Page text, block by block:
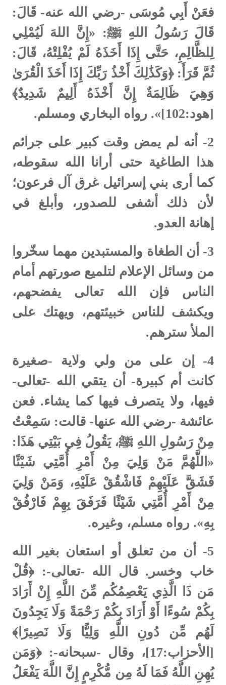
فعَنْ أَبِي مُوسَى -رضي الله عنه- قَالَ:
قَالَ رَسُولُ اللهِ ﷺ: «إِنَّ اللهَ لَيُمْلِي
لِلظَّالِمِ، حَتَّى إِذَا أَخَذَهُ ‌لَمْ ‌يُفْلِتْهُ، قَالَ:
ثُمَّ قَرَأَ: ﴿وَكَذَٰلِكَ أَخْذُ رَبِّكَ إِذَا أَخَذَ الْقُرَىٰ
وَهِيَ ظَالِمَةٌ إِنَّ أَخْذَهُ أَلِيمٌ شَدِيدٌ﴾
[هود:102]». رواه البخاري ومسلم.
2-
أنه لم يمض وقت كبير على جرائم
هذا الطاغية حتى أرانا الله سقوطه،
كما أرى بني إسرائيل غرق آل فرعون؛
لأن ذلك أشفى للصدور، وأبلغ في
إهانة العدو.
3-
أن الطغاة والمستبدين مهما سخّروا
من وسائل الإعلام لتلميع صورتهم أمام
الناس فإن الله تعالى يفضحهم،
ويكشف للناس خبيئتهم، ويهتك على
الملأ سترهم.
4-
إن على من ولي ولاية -صغيرة
كانت أم كبيرة- أن يتقي الله -تعالى-
فيها، ولا يتصرف فيها كما يشاء. فعن
عائشة -رضي الله عنها- قالت: سَمِعْتُ
مِنْ رَسُولِ اللهِ ﷺ، يَقُولُ فِي بَيْتِي هَذَا:
«اللَّهُمَّ مَنْ وَلِيَ مِنْ أَمْرِ أُمَّتِي شَيْئًا
‌فَشَقَّ ‌عَلَيْهِمْ فَاشْقُقْ عَلَيْهِ، وَمَنْ وَلِيَ
مِنْ أَمْرِ أُمَّتِي شَيْئًا فَرَفَقَ بِهِمْ فَارْفُقْ
بِهِ». رواه مسلم، وغيره.
5-
أن من تعلق أو استعان بغير الله
خاب وخسر. قال الله -تعالى-: ﴿قُلْ
مَن ذَا الَّذِي يَعْصِمُكُم مِّنَ اللَّهِ إِنْ أَرَادَ
بِكُمْ سُوءًا أَوْ أَرَادَ بِكُمْ رَحْمَةً وَلَا يَجِدُونَ
لَهُم مِّن دُونِ اللَّهِ وَلِيًّا وَلَا نَصِيرًا﴾
[الأحزاب:17]، وقال -سبحانه-: ﴿وَمَن
يُهِنِ اللَّهُ فَمَا لَهُ مِن مُّكْرِمٍ إِنَّ اللَّهَ يَفْعَلُ